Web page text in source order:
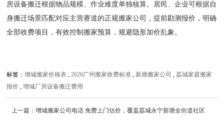
房设备搬迁根据物品规模、作业难度单独核算。居民、企业可根据自
身搬迁场景匹配对应主营赛道的正规搬家公司，提前勘测报价，明确
全部收费项目，有效控制搬家预算，规避隐形加价乱象。
标签：增城搬家价格表 ,2026广州搬家收费标准 , 新塘搬家公司 ,荔城家庭搬家
报价 ,增城厂房设备搬迁费用
上一篇：增城搬家公司电话 免费上门估价，覆盖荔城永宁新塘全街道社区